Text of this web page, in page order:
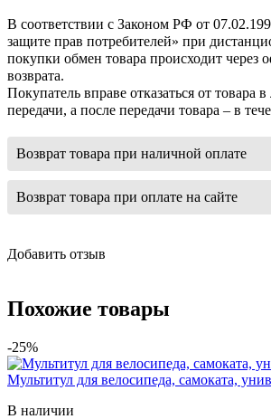
В соответствии с Законом РФ от
защите прав потребителей» при
покупки обмен товара происходит через
возврата.
Покупатель вправе отказаться от товара
передачи, а после передачи товара – в
Возврат товара при наличной оплате
Возврат товара при оплате на сайте
Добавить отзыв
Похожие товары
-25%
Мультитул для велосипеда, самоката,
В наличии